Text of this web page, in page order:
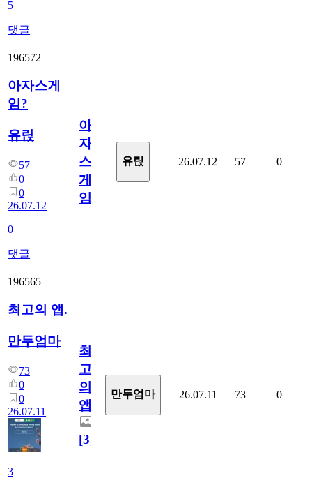
5
댓글
196572
아자스게
임?
유릱
57
0
0
26.07.12
0
댓글
아
자
스
게
임?
유릱 26.07.12 57 0
196565
최고의 앱.
만두엄마
73
0
0
26.07.11
3
최
고
의
앱.
[3]
만두엄마 26.07.11 73 0